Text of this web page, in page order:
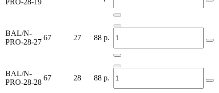
PRO-28-19
BAL/N-
PRO-28-27
67 27 88 р.
BAL/N-
PRO-28-28
67 28 88 р.